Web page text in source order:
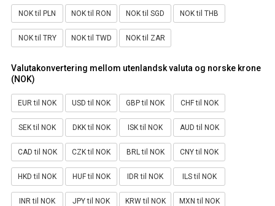
NOK til PLN NOK til RON NOK til SGD NOK til THB
NOK til TRY NOK til TWD NOK til ZAR
Valutakonvertering mellom utenlandsk valuta og norske krone
(NOK)
EUR til NOK USD til NOK GBP til NOK CHF til NOK
SEK til NOK DKK til NOK ISK til NOK AUD til NOK
CAD til NOK CZK til NOK BRL til NOK CNY til NOK
HKD til NOK HUF til NOK IDR til NOK ILS til NOK
INR til NOK JPY til NOK KRW til NOK MXN til NOK